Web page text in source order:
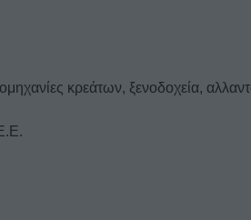
κρεάτων, ξενοδοχεία,